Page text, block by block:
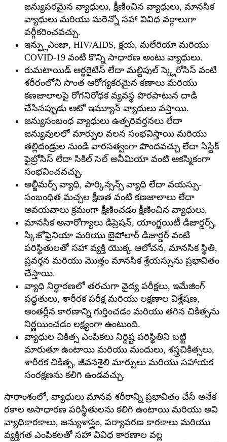
జన్యుపరమైన వ్యాధులు, క్షీణించిన వ్యాధులు, మానసిక
వ్యాధులు మరియు మరెన్నో సహా వివిధ వర్గాలుగా
వర్గీకరించవచ్చు.
ఇన్ఫ్లుఎంజా, HIV/AIDS, క్షయ, మలేరియా మరియు
COVID-19 వంటి కొన్ని సాధారణ అంటు వ్యాధులు.
రుమటాయిడ్ ఆర్థరైటిస్ లేదా మల్టిపుల్ స్క్లెరోసిస్ వంటి
శరీరంలోని సొంత ఆరోగ్యకరమైన కణాలు మరియు
కణజాలాలపై రోగనిరోధక వ్యవస్థ పొరపాటున దాడి
చేసినప్పుడు ఆటో ఇమ్యూన్ వ్యాధులు వస్తాయి.
జన్యుసంబంధ వ్యాధులు ఉత్పరివర్తనలు లేదా
జన్యువులలో మార్పుల వలన సంభవిస్తాయి మరియు
తల్లిదండ్రుల నుండి వారసత్వంగా పొందవచ్చు లేదా సిస్టిక్
ఫైబ్రోసిస్ లేదా సికిల్ సెల్ అనీమియా వంటి ఆకస్మికంగా
సంభవించవచ్చు.
అల్జీమర్స్ వ్యాధి, పార్కిన్సన్స్ వ్యాధి లేదా వయస్సు-
సంబంధిత మచ్చల క్షీణత వంటి కణజాలాలు లేదా
అవయవాలు క్రమంగా క్షీణించడం క్షీణించిన వ్యాధులు.
మానసిక అనారోగ్యాలు డిప్రెషన్, యాంగ్జయిటీ డిజార్డర్స్,
స్కిజోఫ్రెనియా మరియు బైపోలార్ డిజార్డర్ వంటి
పరిస్థితులతో సహా వ్యక్తి యొక్క ఆలోచన, మానసిక స్థితి,
ప్రవర్తన మరియు మొత్తం మానసిక శ్రేయస్సును ప్రభావితం
చేస్తాయి.
వ్యాధి నిర్ధారణలో తరచుగా వైద్య పరీక్షలు, ఇమేజింగ్
పద్ధతులు, శారీరక పరీక్ష మరియు లక్షణాల విశ్లేషణ,
అంతర్లీన కారణాన్ని గుర్తించడం మరియు తగిన చికిత్సను
నిర్ణయించడం లక్ష్యంగా ఉంటుంది.
వ్యాధుల చికిత్స ఎంపికలు నిర్దిష్ట పరిస్థితిని బట్టి
మారుతూ ఉంటాయి మరియు మందులు, శస్త్రచికిత్సలు,
శారీరక చికిత్స, జీవనశైలి మార్పులు మరియు సహాయక
సంరక్షణను కలిగి ఉండవచ్చు.
సారాంశంలో, వ్యాధులు మానవ శరీరాన్ని ప్రభావితం చేసే అనేక
రకాల అసాధారణ పరిస్థితులను కలిగి ఉంటాయి మరియు అవి
వ్యాధికారకాలు, జన్యుశాస్త్రం, పర్యావరణ కారకాలు మరియు
వ్యక్తిగత ఎంపికలతో సహా వివిధ కారణాల వల్ల